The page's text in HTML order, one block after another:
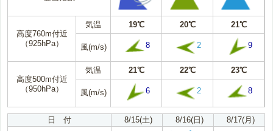
高度760m付近
（925hPa）
気温 19℃ 20℃ 21℃
風(m/s) 8 2 9
高度500m付近
（950hPa）
気温 21℃ 22℃ 23℃
風(m/s) 6 2 8
日 付 8/15(土) 8/16(日) 8/17(月)